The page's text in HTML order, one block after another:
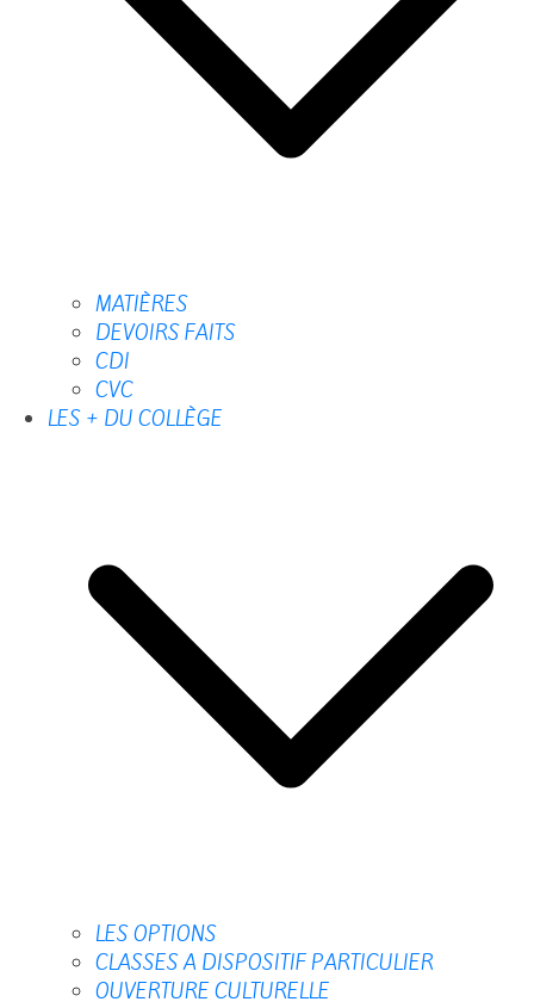
MATIÈRES
DEVOIRS FAITS
CDI
CVC
LES + DU COLLÈGE
LES OPTIONS
CLASSES A DISPOSITIF PARTICULIER
OUVERTURE CULTURELLE